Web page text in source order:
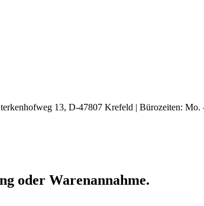
13, D-47807 Krefeld | Bürozeiten:
oder Warenannahme.